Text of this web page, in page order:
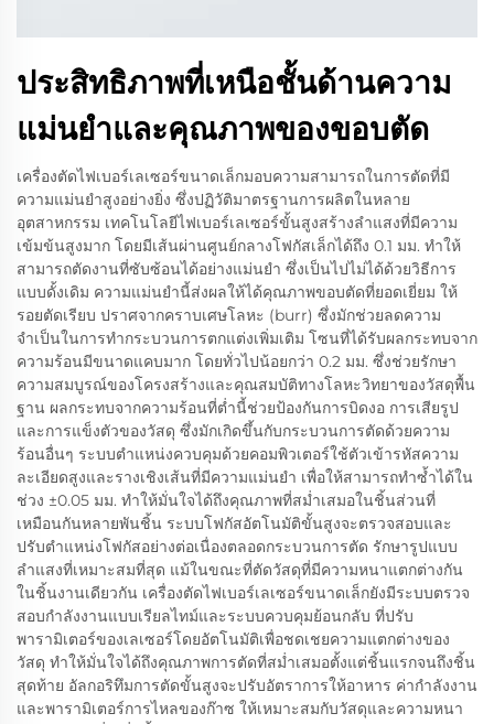
ประสิทธิภาพที่เหนือชั้นด้านความ
แม่นยำและคุณภาพของขอบตัด
เครื่องตัดไฟเบอร์เลเซอร์ขนาดเล็กมอบความสามารถในการตัดที่มี
ความแม่นยำสูงอย่างยิ่ง ซึ่งปฏิวัติมาตรฐานการผลิตในหลาย
อุตสาหกรรม เทคโนโลยีไฟเบอร์เลเซอร์ขั้นสูงสร้างลำแสงที่มีความ
เข้มข้นสูงมาก โดยมีเส้นผ่านศูนย์กลางโฟกัสเล็กได้ถึง 0.1 มม. ทำให้
สามารถตัดงานที่ซับซ้อนได้อย่างแม่นยำ ซึ่งเป็นไปไม่ได้ด้วยวิธีการ
แบบดั้งเดิม ความแม่นยำนี้ส่งผลให้ได้คุณภาพขอบตัดที่ยอดเยี่ยม ให้
รอยตัดเรียบ ปราศจากคราบเศษโลหะ (burr) ซึ่งมักช่วยลดความ
จำเป็นในการทำกระบวนการตกแต่งเพิ่มเติม โซนที่ได้รับผลกระทบจาก
ความร้อนมีขนาดแคบมาก โดยทั่วไปน้อยกว่า 0.2 มม. ซึ่งช่วยรักษา
ความสมบูรณ์ของโครงสร้างและคุณสมบัติทางโลหะวิทยาของวัสดุพื้น
ฐาน ผลกระทบจากความร้อนที่ต่ำนี้ช่วยป้องกันการบิดงอ การเสียรูป
และการแข็งตัวของวัสดุ ซึ่งมักเกิดขึ้นกับกระบวนการตัดด้วยความ
ร้อนอื่นๆ ระบบตำแหน่งควบคุมด้วยคอมพิวเตอร์ใช้ตัวเข้ารหัสความ
ละเอียดสูงและรางเชิงเส้นที่มีความแม่นยำ เพื่อให้สามารถทำซ้ำได้ใน
ช่วง ±0.05 มม. ทำให้มั่นใจได้ถึงคุณภาพที่สม่ำเสมอในชิ้นส่วนที่
เหมือนกันหลายพันชิ้น ระบบโฟกัสอัตโนมัติขั้นสูงจะตรวจสอบและ
ปรับตำแหน่งโฟกัสอย่างต่อเนื่องตลอดกระบวนการตัด รักษารูปแบบ
ลำแสงที่เหมาะสมที่สุด แม้ในขณะที่ตัดวัสดุที่มีความหนาแตกต่างกัน
ในชิ้นงานเดียวกัน เครื่องตัดไฟเบอร์เลเซอร์ขนาดเล็กยังมีระบบตรวจ
สอบกำลังงานแบบเรียลไทม์และระบบควบคุมย้อนกลับ ที่ปรับ
พารามิเตอร์ของเลเซอร์โดยอัตโนมัติเพื่อชดเชยความแตกต่างของ
วัสดุ ทำให้มั่นใจได้ถึงคุณภาพการตัดที่สม่ำเสมอตั้งแต่ชิ้นแรกจนถึงชิ้น
สุดท้าย อัลกอริทึมการตัดขั้นสูงจะปรับอัตราการให้อาหาร ค่ากำลังงาน
และพารามิเตอร์การไหลของก๊าซ ให้เหมาะสมกับวัสดุและความหนา